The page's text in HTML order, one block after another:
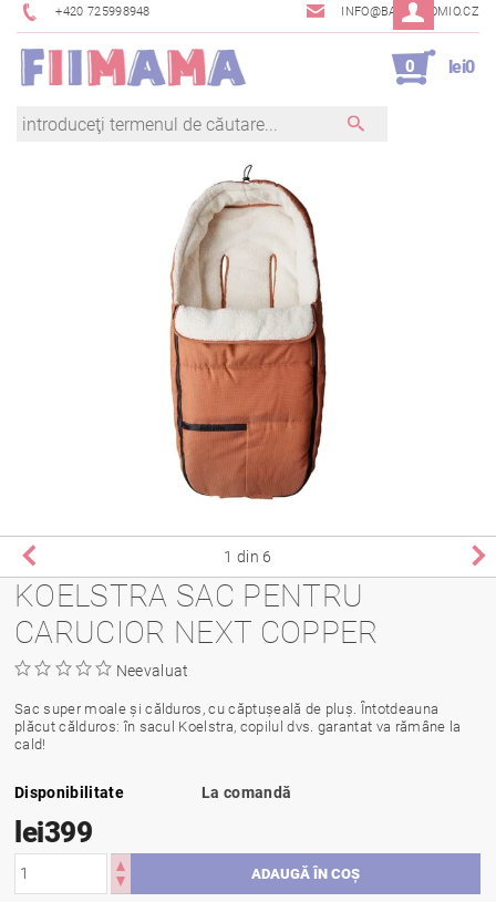
+420 725998948 INFO@BAMBINOMIO.CZ
0 lei0
1 din 6
KOELSTRA SAC PENTRU
CARUCIOR NEXT COPPER
Neevaluat
Sac super moale și călduros, cu căptușeală de pluș. Întotdeauna
plăcut călduros: în sacul Koelstra, copilul dvs. garantat va rămâne la
cald!
Disponibilitate La comandă
lei399